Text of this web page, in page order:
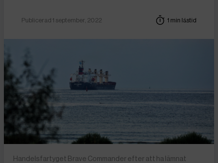
Publicerad 1 september, 2022 1 min lästid
Handelsfartyget Brave Commander efter att ha lämnat